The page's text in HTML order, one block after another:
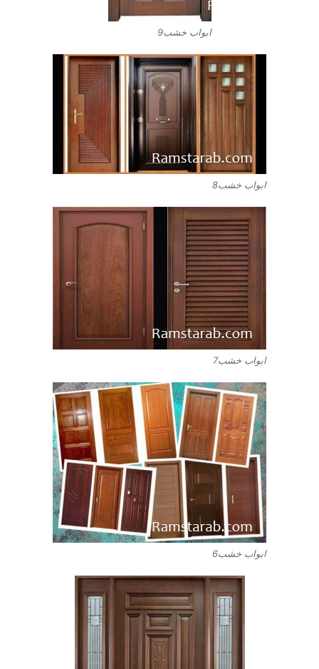
ابواب خشب9
ابواب خشب8
ابواب خشب7
ابواب خشب6